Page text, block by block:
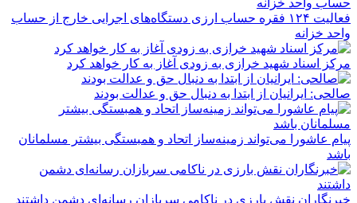
فعالیت ۱۲۴ فقره حساب ارزی دستگاه‌های اجرایی خارج از حساب
واحد خزانه
مرکز اسناد شهید خرازی به زودی آغاز به کار خواهد کرد
صالحی: ایرانیان از ابتدا به دنبال حق و عدالت بودند
پیام عاشورا می‌تواند زمینه‌ساز اتحاد و همبستگی بیشتر مسلمانان
باشد
خبرنگاران نقش بارزی در ناکامی سربازان رسانه‌ای دشمن داشتند